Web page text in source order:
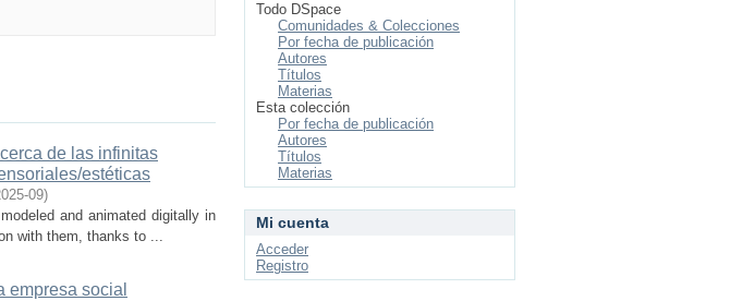
de las infinitas
estéticas
09)
and animated digitally in
with them, thanks to ...
empresa social
Todo DSpace
Comunidades & Colecciones
Por fecha de publicación
Autores
Títulos
Materias
Esta colección
Por fecha de publicación
Autores
Títulos
Materias
Mi cuenta
Acceder
Registro